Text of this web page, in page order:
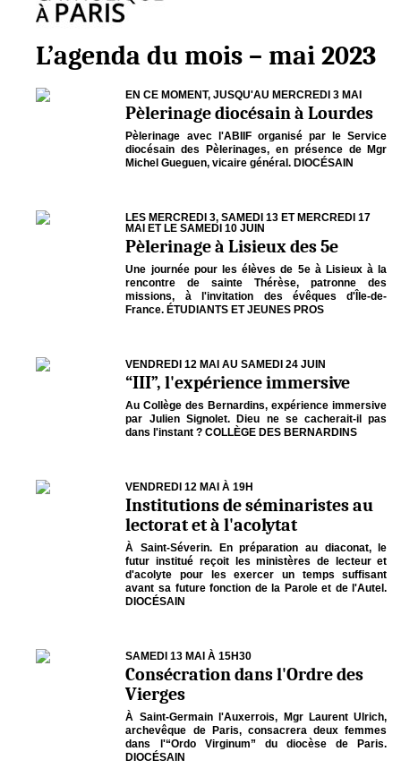
L’agenda du mois – mai 2023
EN CE MOMENT, JUSQU'AU MERCREDI 3 MAI
Pèlerinage diocésain à Lourdes
Pèlerinage avec l'ABIIF organisé par le Service
diocésain des Pèlerinages, en présence de Mgr
Michel Gueguen, vicaire général. DIOCÉSAIN
LES MERCREDI 3, SAMEDI 13 ET MERCREDI 17
MAI ET LE SAMEDI 10 JUIN
Pèlerinage à Lisieux des 5e
Une journée pour les élèves de 5e à Lisieux à la
rencontre de sainte Thérèse, patronne des
missions, à l'invitation des évêques d'Île-de-
France. ÉTUDIANTS ET JEUNES PROS
VENDREDI 12 MAI AU SAMEDI 24 JUIN
“III”, l'expérience immersive
Au Collège des Bernardins, expérience immersive
par Julien Signolet. Dieu ne se cacherait-il pas
dans l'instant ? COLLÈGE DES BERNARDINS
VENDREDI 12 MAI À 19H
Institutions de séminaristes au
lectorat et à l'acolytat
À Saint-Séverin. En préparation au diaconat, le
futur institué reçoit les ministères de lecteur et
d'acolyte pour les exercer un temps suffisant
avant sa future fonction de la Parole et de l'Autel.
DIOCÉSAIN
SAMEDI 13 MAI À 15H30
Consécration dans l'Ordre des
Vierges
À Saint-Germain l'Auxerrois, Mgr Laurent Ulrich,
archevêque de Paris, consacrera deux femmes
dans l'“Ordo Virginum” du diocèse de Paris.
DIOCÉSAIN